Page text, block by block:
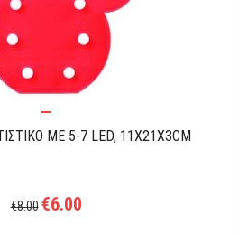
ΜΕ 5-7 LED, 11X21X3CM
€8.00 €6.00